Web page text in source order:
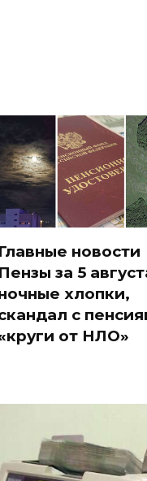
Главные новости
Пензы за 5
хлопки,
с
от НЛО»